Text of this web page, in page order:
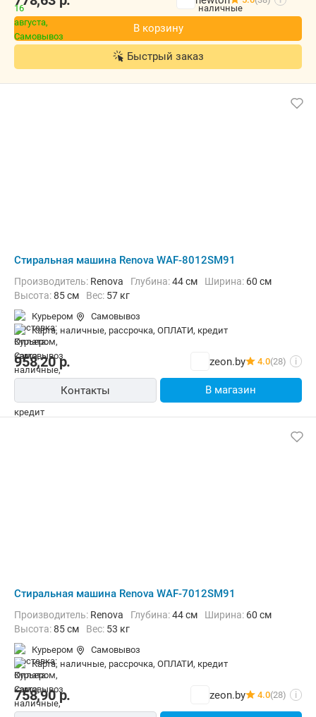
В корзину
Быстрый заказ
Стиральная машина Renova WAF-8012SM91
Производитель: Renova Глубина:44 см Ширина: 60 см
Высота:85 см Вес: 57 кг
Курьером
Самовывоз
карта, наличные, рассрочка, ОПЛАТИ, кредит
958,20р. zeon.by 4.0(28) i
Контакты В магазин
Стиральная машина Renova WAF-7012SM91
Производитель: Renova Глубина:44 см Ширина: 60 см
Высота:85 см Вес: 53 кг
Курьером
Самовывоз
карта, наличные, рассрочка, ОПЛАТИ, кредит
758,90р. zeon.by 4.0(28) i